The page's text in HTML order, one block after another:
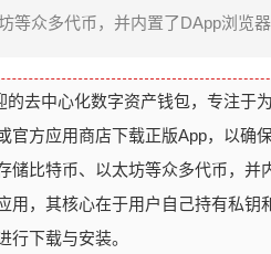
等众多代币，并内置了DApp浏览
的去中心化数字资产钱包，专注于
官方应用商店下载正版App，以确
储比特币、以太坊等众多代币，并
用，其核心在于用户自己持有私钥
行下载与安装。